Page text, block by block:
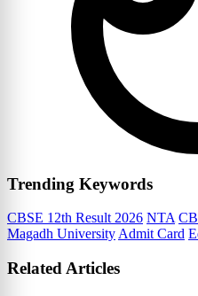
Trending Keywords
CBSE 12th Result 2026 NTA
Magadh University Admit Card
Related Articles